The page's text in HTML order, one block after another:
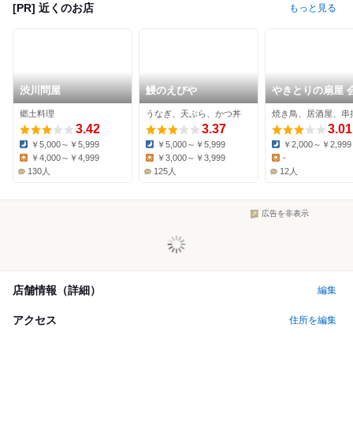
[PR] 近くのお店 もっと見る
渋川問屋
郷土料理
3.42
Dinner:
￥5,000～￥5,999
￥4,000～￥4,999
130人
鰻のえびや
うなぎ、天ぷら、かつ丼
3.37
Dinner:
￥5,000～￥5,999
￥3,000～￥3,999
125人
やきとりの扇屋
門田店
焼き鳥、居酒屋、串
3.01
Dinner:
￥2,000～￥2,999
Lunch:
-
12人
広告を非表示
店舗情報（詳細） 編集
アクセス 住所を編集